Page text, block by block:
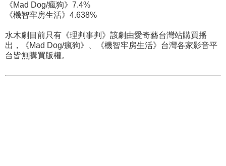
《Mad Dog/瘋狗》7.4%
《機智牢房生活》4.638%
水木劇目前只有《理判事判》該劇由愛奇藝台灣站購買播
出，《Mad Dog/瘋狗》、《機智牢房生活》台灣各家影音平
台皆無購買版權。